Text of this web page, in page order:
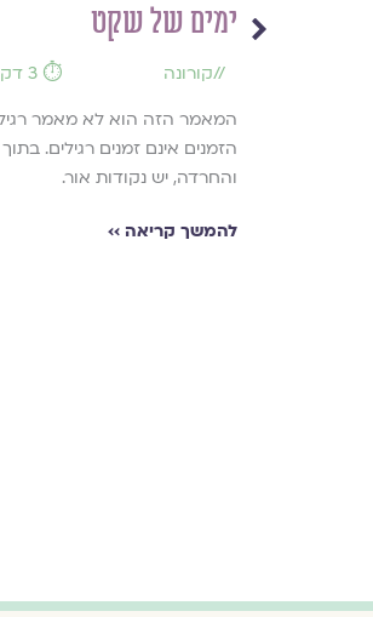
ימים של שקט
//קורונה
⏱️ 3 דקות קריאה
המאמר הזה הוא לא מאמר
הזמנים אינם זמנים רגילים.
והחרדה, יש נקודות אור.
להמשך קריאה ››